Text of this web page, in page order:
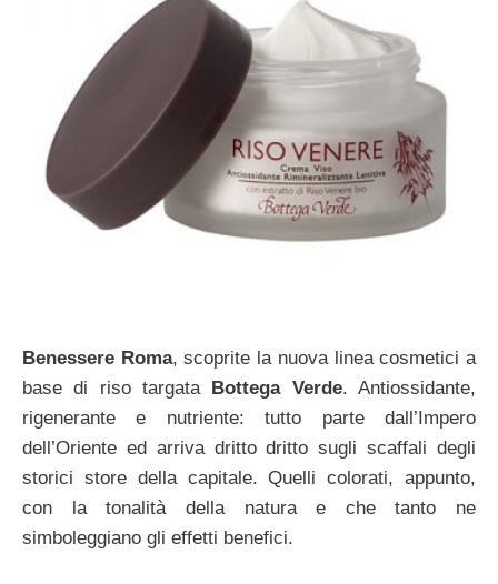
Benessere Roma, scoprite la nuova linea cosmetici a
base di riso targata Bottega Verde. Antiossidante,
rigenerante e nutriente: tutto parte dall’Impero
dell’Oriente ed arriva dritto dritto sugli scaffali degli
storici store della capitale. Quelli colorati, appunto,
con la tonalità della natura e che tanto ne
simboleggiano gli effetti benefici.